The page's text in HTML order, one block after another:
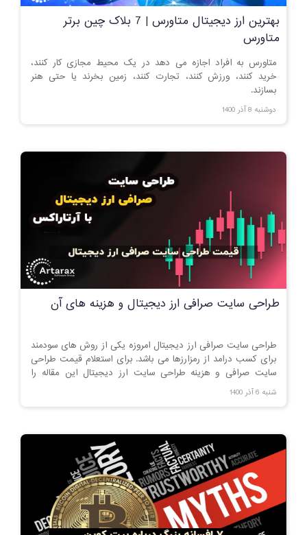
بهترین ارز دیجیتال متاورس | 7 بلاک چین برتر
متاورس
متاورس به افراد اجازه می دهد در یک محیط مجازی کار کنند،
خرید کنند، ورزش کنند، تجارت کنند، زمین بخرند یا حتی هنر
بسازند.
دوشنبه 8 آذر 1400
طراحی سایت صرافی ارز دیجیتال و هزینه های آن
طراحی سایت صرافی ارز دیجیتال امروزه یکی از روش های سودمند
برای کسب درامد از رمزارزها می باشد. برای استعلام قیمت طراحی
سایت صرافی و هزینه طراحی سایت ارز دیجیتال این مقاله را
مطالعه کنید.
شنبه 6 آذر 1400